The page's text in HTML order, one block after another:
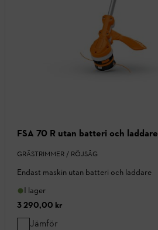
FSA 70 R utan batteri och laddare
GRÄSTRIMMER / RÖJSÅG
Endast maskin utan batteri och laddare
I lager
3 290,00 kr
Jämför